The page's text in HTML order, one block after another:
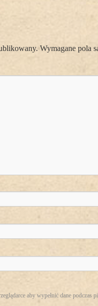
Wymagane pola
aby wypełnić dane podczas